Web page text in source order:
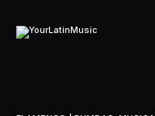
contenido